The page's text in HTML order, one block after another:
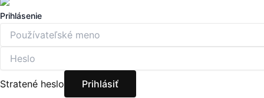
Prihlásenie
Stratené heslo